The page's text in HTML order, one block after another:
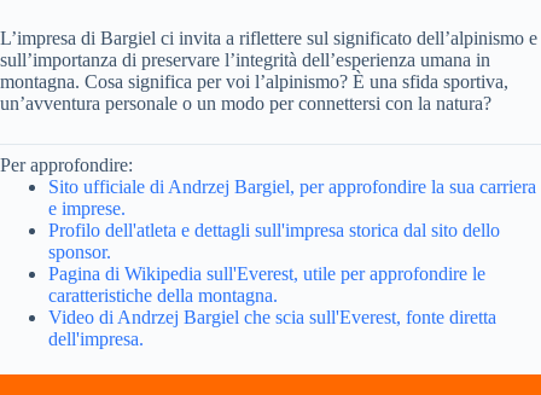
L’impresa di Bargiel ci invita a riflettere sul significato dell’alpinismo e
sull’importanza di preservare l’integrità dell’esperienza umana in
montagna. Cosa significa per voi l’alpinismo? È una sfida sportiva,
un’avventura personale o un modo per connettersi con la natura?
Per approfondire:
Sito ufficiale di Andrzej Bargiel, per approfondire la sua carriera
e imprese.
Profilo dell'atleta e dettagli sull'impresa storica dal sito dello
sponsor.
Pagina di Wikipedia sull'Everest, utile per approfondire le
caratteristiche della montagna.
Video di Andrzej Bargiel che scia sull'Everest, fonte diretta
dell'impresa.